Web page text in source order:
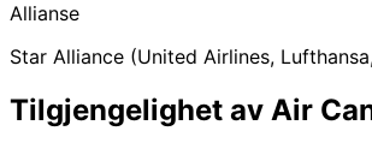
Allianse
Star Alliance (United Airlines,
Tilgjengelighet av Air